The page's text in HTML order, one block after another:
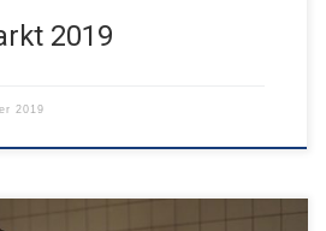
2019
2019